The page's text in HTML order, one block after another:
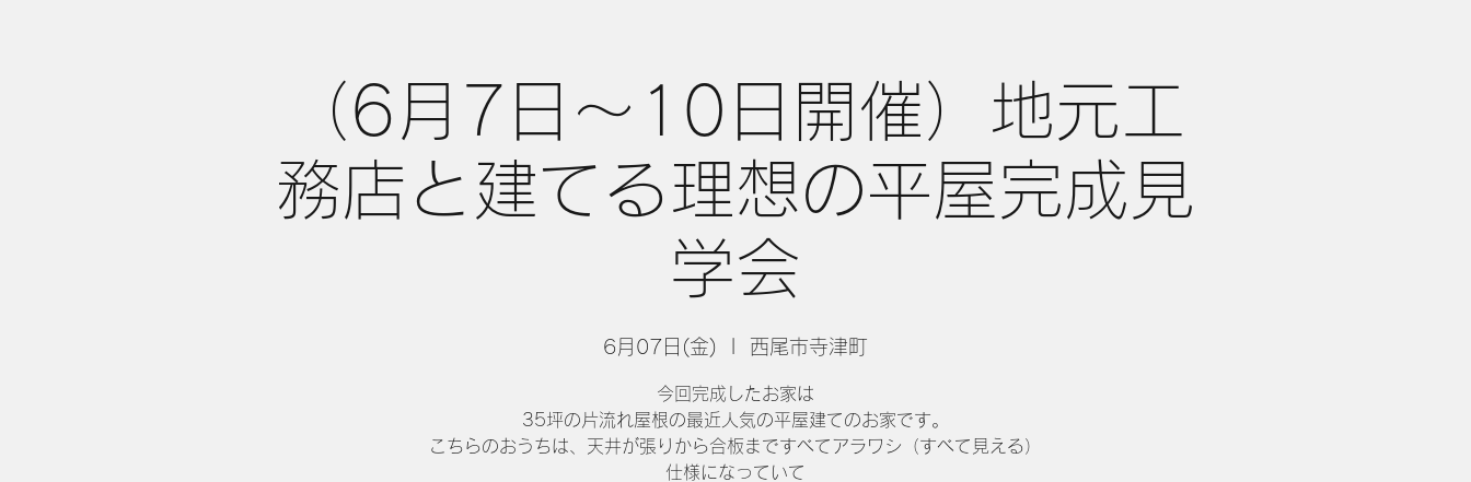
（6月7日〜10日開催）地元工
務店と建てる理想の平屋完成見
学会
6月07日(金) 西尾市寺津町
今回完成したお家は
35坪の片流れ屋根の最近人気の平屋建てのお家です。
こちらのおうちは、天井が張りから合板まですべてアラワシ（すべて見える）
仕様になっていて